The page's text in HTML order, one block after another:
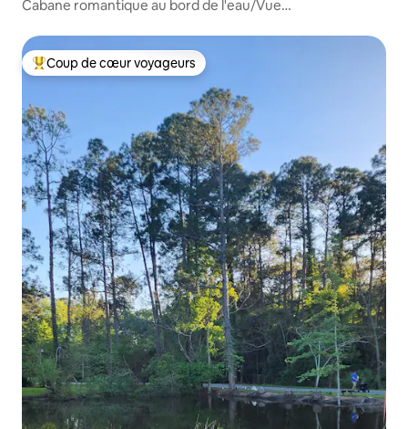
Cabane romantique au bord de l'eau/Vue
Coups de cœur voyageurs les plus appréciés
Coup de cœur voyageurs